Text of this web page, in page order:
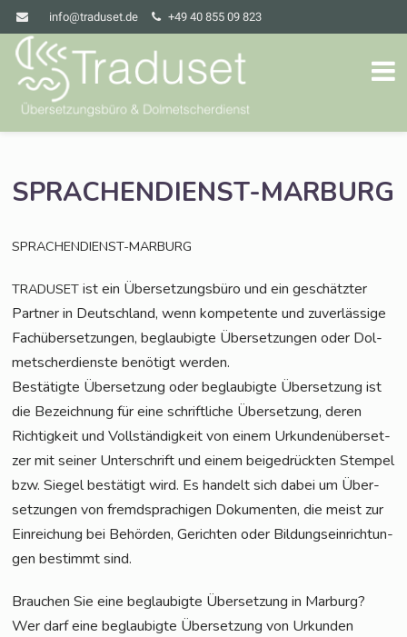
info@traduset.de +49 40 855 09 823
SPRACHENDIENST-MARBURG
SPRACHENDIENST-MARBURG
TRADUSET ist ein Über­set­zungs­bü­ro und ein geschätz­ter
Part­ner in Deutsch­land, wenn kom­pe­ten­te und zuver­läs­si­ge
Fach­über­set­zun­gen, beglau­big­te Über­set­zun­gen oder Dol­
met­scher­diens­te benö­tigt werden.
Bestä­tig­te Über­set­zung oder beglau­big­te Über­set­zung ist
die Bezeich­nung für eine schrift­li­che Über­set­zung, deren
Rich­tig­keit und Voll­stän­dig­keit von einem Urkun­den­über­set­
zer mit sei­ner Unter­schrift und einem bei­gedrück­ten Stem­pel
bzw. Sie­gel bestä­tigt wird. Es han­delt sich dabei um Über­
set­zun­gen von fremd­spra­chi­gen Doku­men­ten, die meist zur
Ein­rei­chung bei Behör­den, Gerich­ten oder Bil­dungs­ein­rich­tun­
gen bestimmt sind.
Brau­chen Sie eine beglau­big­te Über­set­zung in Mar­burg?
Wer darf eine beglau­big­te Über­set­zung von Urkun­den